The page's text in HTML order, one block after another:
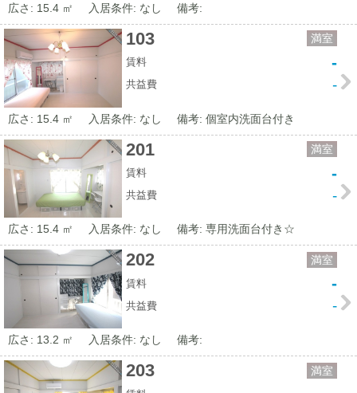
広さ: 15.4 ㎡ 入居条件: なし 備考:
103 満室
賃料 -
共益費 -
広さ: 15.4 ㎡ 入居条件: なし 備考: 個室内洗面台付き
201 満室
賃料 -
共益費 -
広さ: 15.4 ㎡ 入居条件: なし 備考: 専用洗面台付き☆
202 満室
賃料 -
共益費 -
広さ: 13.2 ㎡ 入居条件: なし 備考:
203 満室